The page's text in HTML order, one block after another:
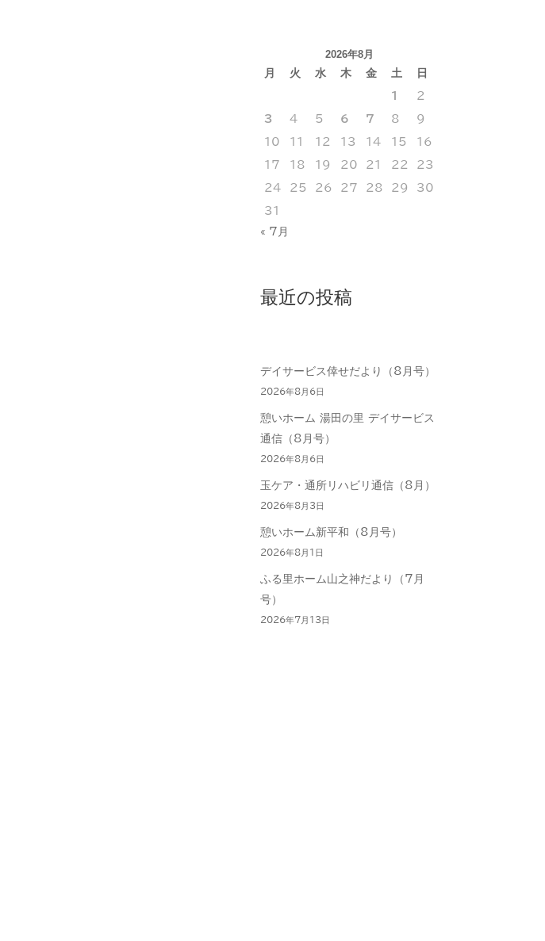
2026年8月
月 火 水 木 金 土 日
1 2
3 4 5 6 7 8 9
10 11 12 13 14 15 16
17 18 19 20 21 22 23
24 25 26 27 28 29 30
31
« 7月
最近の投稿
デイサービス倖せだより（8月号）
2026年8月6日
憩いホーム 湯田の里 デイサービス
通信（8月号）
2026年8月6日
玉ケア・通所リハビリ通信（8月）
2026年8月3日
憩いホーム新平和（8月号）
2026年8月1日
ふる里ホーム山之神だより（7月
号）
2026年7月13日